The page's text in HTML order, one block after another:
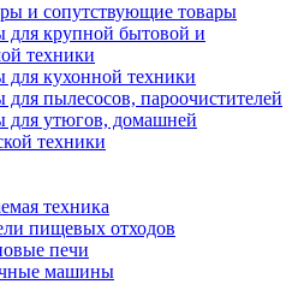
и сопутствующие товары
для крупной бытовой и
техники
для кухонной техники
для пылесосов, пароочистителей
для утюгов, домашней
техники
техника
пищевых отходов
печи
машины